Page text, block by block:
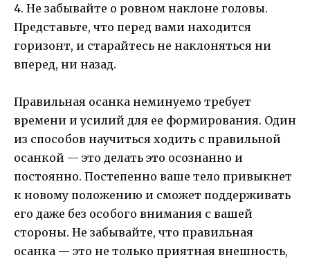
4. Не забывайте о ровном наклоне головы.
Представьте, что перед вами находится
горизонт, и старайтесь не наклоняться ни
вперед, ни назад.
Правильная осанка неминуемо требует
времени и усилий для ее формирования. Один
из способов научиться ходить с правильной
осанкой — это делать это осознанно и
постоянно. Постепенно ваше тело привыкнет
к новому положению и сможет поддерживать
его даже без особого внимания с вашей
стороны. Не забывайте, что правильная
осанка — это не только приятная внешность,